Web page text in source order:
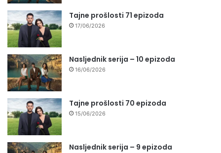
Tajne prošlosti 71 epizoda
17/06/2026
Nasljednik serija – 10 epizoda
16/06/2026
Tajne prošlosti 70 epizoda
15/06/2026
Nasljednik serija – 9 epizoda